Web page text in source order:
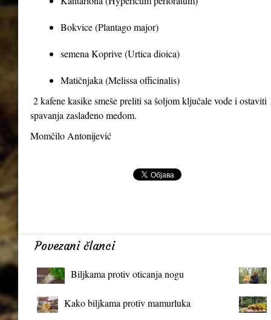
Bokvice (Plantago major)
semena Koprive (Urtica dioica)
Matičnjaka (Melissa officinalis)
2 kafene kasike smeše preliti sa šoljom ključale vode i
spavanja zaslađeno medom.
Momčilo Antonijević
Povezani članci
Biljkama protiv oticanja nogu
Kako biljkama protiv mamurluka